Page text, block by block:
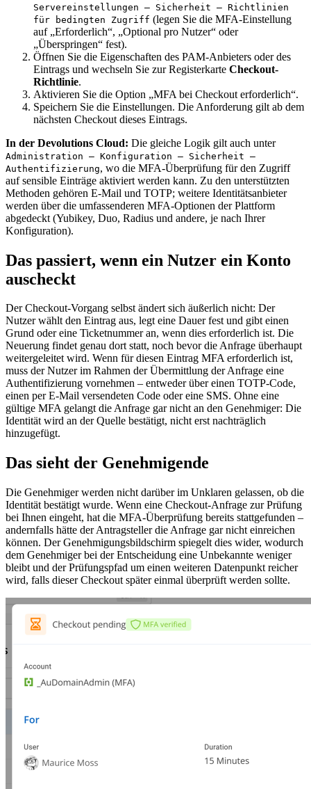
Servereinstellungen – Sicherheit – Richtlinien
für bedingten Zugriff (legen Sie die MFA-Einstellung
auf „Erforderlich“, „Optional pro Nutzer“ oder
„Überspringen“ fest).
Öffnen Sie die Eigenschaften des PAM-Anbieters oder des
Eintrags und wechseln Sie zur Registerkarte Checkout-
Richtlinie.
Aktivieren Sie die Option „MFA bei Checkout erforderlich“.
Speichern Sie die Einstellungen. Die Anforderung gilt ab dem
nächsten Checkout dieses Eintrags.
In der Devolutions Cloud: Die gleiche Logik gilt auch unter
Administration – Konfiguration – Sicherheit –
Authentifizierung, wo die MFA-Überprüfung für den Zugriff
auf sensible Einträge aktiviert werden kann. Zu den unterstützten
Methoden gehören E-Mail und TOTP; weitere Identitätsanbieter
werden über die umfassenderen MFA-Optionen der Plattform
abgedeckt (Yubikey, Duo, Radius und andere, je nach Ihrer
Konfiguration).
Das passiert, wenn ein Nutzer ein Konto
auscheckt
Der Checkout-Vorgang selbst ändert sich äußerlich nicht: Der
Nutzer wählt den Eintrag aus, legt eine Dauer fest und gibt einen
Grund oder eine Ticketnummer an, wenn dies erforderlich ist. Die
Neuerung findet genau dort statt, noch bevor die Anfrage überhaupt
weitergeleitet wird. Wenn für diesen Eintrag MFA erforderlich ist,
muss der Nutzer im Rahmen der Übermittlung der Anfrage eine
Authentifizierung vornehmen – entweder über einen TOTP-Code,
einen per E-Mail versendeten Code oder eine SMS. Ohne eine
gültige MFA gelangt die Anfrage gar nicht an den Genehmiger: Die
Identität wird an der Quelle bestätigt, nicht erst nachträglich
hinzugefügt.
Das sieht der Genehmigende
Die Genehmiger werden nicht darüber im Unklaren gelassen, ob die
Identität bestätigt wurde. Wenn eine Checkout-Anfrage zur Prüfung
bei Ihnen eingeht, hat die MFA-Überprüfung bereits stattgefunden –
andernfalls hätte der Antragsteller die Anfrage gar nicht einreichen
können. Der Genehmigungsbildschirm spiegelt dies wider, wodurch
dem Genehmiger bei der Entscheidung eine Unbekannte weniger
bleibt und der Prüfungspfad um einen weiteren Datenpunkt reicher
wird, falls dieser Checkout später einmal überprüft werden sollte.